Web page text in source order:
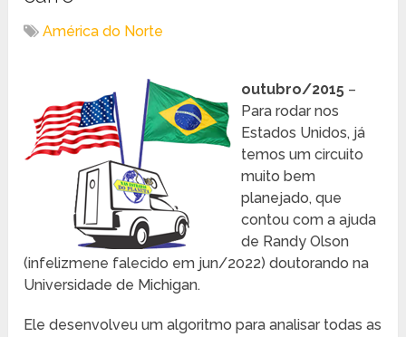
América do Norte
outubro/2015 –
Para rodar nos
Estados Unidos, já
temos um circuito
muito bem
planejado, que
contou com a ajuda
de Randy Olson
(infelizmene falecido em jun/2022) doutorando na
Universidade de Michigan.
Ele desenvolveu um algoritmo para analisar todas as